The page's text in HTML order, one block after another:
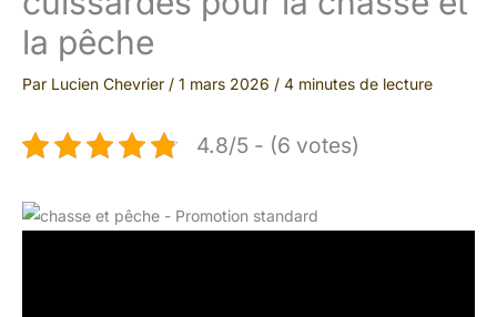
la pêche
Par Lucien Chevrier / 1 mars 2026 / 4 minutes de lecture
4.8/5 - (6 votes)